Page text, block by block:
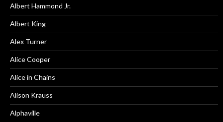
Albert Hammond Jr.
Albert King
Alex Turner
Alice Cooper
Alice in Chains
Alison Krauss
Alphaville